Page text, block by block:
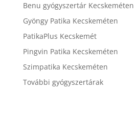
Benu gyógyszertár Kecskeméten
Gyöngy Patika Kecskeméten
PatikaPlus Kecskemét
Pingvin Patika Kecskeméten
Szimpatika Kecskeméten
További gyógyszertárak